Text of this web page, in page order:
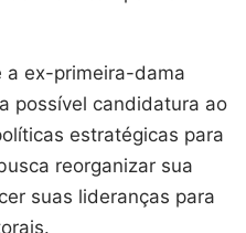
a ex-primeira-dama
possível candidatura ao
estratégicas para
reorganizar sua
suas lideranças para